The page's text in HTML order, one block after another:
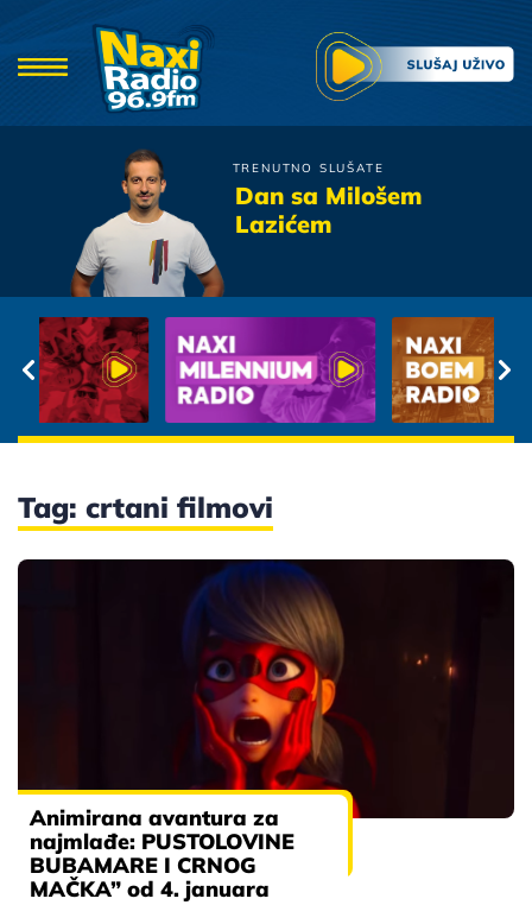
TRENUTNO SLUŠATE
Dan sa Milošem
Lazićem
Magazin
Tag: crtani filmovi
Animirana avantura za
najmlađe: PUSTOLOVINE
BUBAMARE I CRNOG
MAČKA” od 4. januara